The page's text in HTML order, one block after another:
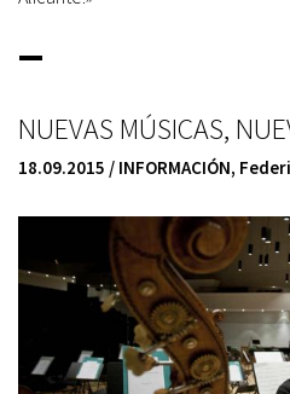
NUEVAS MÚSICAS,
18.09.2015 / INFORMACIÓN,